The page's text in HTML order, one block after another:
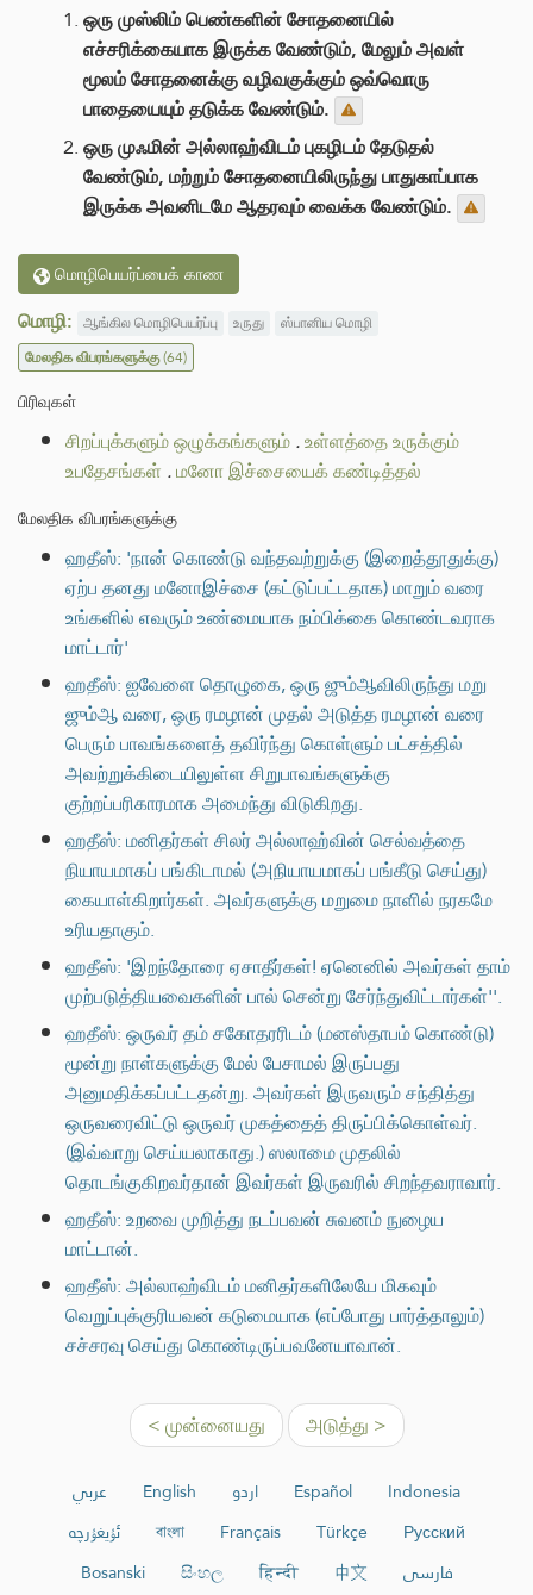
ஒரு முஸ்லிம் பெண்களின் சோதனையில்
எச்சரிக்கையாக இருக்க வேண்டும், மேலும் அவள்
மூலம் சோதனைக்கு வழிவகுக்கும் ஒவ்வொரு
பாதையையும் தடுக்க வேண்டும்.
ஒரு முஃமின் அல்லாஹ்விடம் புகழிடம் தேடுதல்
வேண்டும், மற்றும் சோதனையிலிருந்து பாதுகாப்பாக
இருக்க அவனிடமே ஆதரவும் வைக்க வேண்டும்.
மொழிபெயர்ப்பைக் காண
மொழி: ஆங்கில மொழிபெயர்ப்பு உருது
ஸ்பானிய மொழி
மேலதிக விபரங்களுக்கு(64)
பிரிவுகள்
சிறப்புக்களும் ஒழுக்கங்களும்.உள்ளத்தை உருக்கும்
உபதேசங்கள் .மனோ இச்சையைக் கண்டித்தல்
மேலதிக விபரங்களுக்கு
ஹதீஸ்: 'நான் கொண்டு வந்தவற்றுக்கு (இறைத்தூதுக்கு)
ஏற்ப தனது மனோஇச்சை (கட்டுப்பட்டதாக) மாறும் வரை
உங்களில் எவரும் உண்மையாக நம்பிக்கை கொண்டவராக
மாட்டார்'
ஹதீஸ்: ஐவேளை தொழுகை, ஒரு ஜும்ஆவிலிருந்து மறு
ஜும்ஆ வரை, ஒரு ரமழான் முதல் அடுத்த ரமழான் வரை
பெரும் பாவங்களைத் தவிர்ந்து கொள்ளும் பட்சத்தில்
அவற்றுக்கிடையிலுள்ள சிறுபாவங்களுக்கு
குற்றப்பரிகாரமாக அமைந்து விடுகிறது.
ஹதீஸ்: மனிதர்கள் சிலர் அல்லாஹ்வின் செல்வத்தை
நியாயமாகப் பங்கிடாமல் (அநியாயமாகப் பங்கீடு செய்து)
கையாள்கிறார்கள். அவர்களுக்கு மறுமை நாளில் நரகமே
உரியதாகும்.
ஹதீஸ்: 'இறந்தோரை ஏசாதீர்கள்! ஏனெனில் அவர்கள் தாம்
முற்படுத்தியவைகளின் பால் சென்று சேர்ந்துவிட்டார்கள்''.
ஹதீஸ்: ஒருவர் தம் சகோதரரிடம் (மனஸ்தாபம் கொண்டு)
மூன்று நாள்களுக்கு மேல் பேசாமல் இருப்பது
அனுமதிக்கப்பட்டதன்று. அவர்கள் இருவரும் சந்தித்து
ஒருவரைவிட்டு ஒருவர் முகத்தைத் திருப்பிக்கொள்வர்.
(இவ்வாறு செய்யலாகாது.) ஸலாமை முதலில்
தொடங்குகிறவர்தான் இவர்கள் இருவரில் சிறந்தவராவார்.
ஹதீஸ்: உறவை முறித்து நடப்பவன் சுவனம் நுழைய
மாட்டான்.
ஹதீஸ்: அல்லாஹ்விடம் மனிதர்களிலேயே மிகவும்
வெறுப்புக்குரியவன் கடுமையாக (எப்போது பார்த்தாலும்)
சச்சரவு செய்து கொண்டிருப்பவனேயாவான்.
< முன்னையது அடுத்து >
عربي English اردو Español
Indonesia
ئۇيغۇرچە
বাংলা Français Türkçe
Русский
Bosanski
සිංහල हिन्दी 中文
فارسی